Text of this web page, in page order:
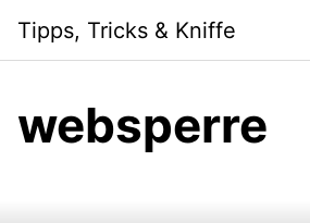
content
Tipps, Tricks & Kniffe
websperre